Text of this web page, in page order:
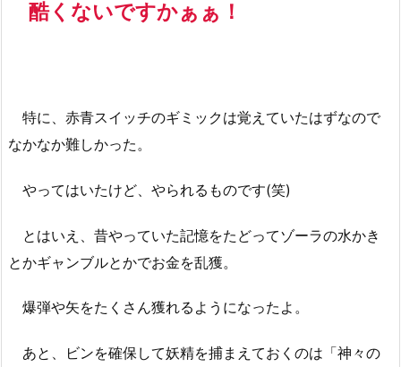
酷くないですかぁぁ！
特に、赤青スイッチのギミックは覚えていたはずなので
なかなか難しかった。
やってはいたけど、やられるものです(笑)
とはいえ、昔やっていた記憶をたどってゾーラの水かき
とかギャンブルとかでお金を乱獲。
爆弾や矢をたくさん獲れるようになったよ。
あと、ビンを確保して妖精を捕まえておくのは「神々の